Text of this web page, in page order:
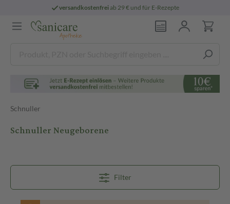
versandkostenfreiab 29 € und für E-Rezepte
Schnuller
Schnuller Neugeborene
Filter